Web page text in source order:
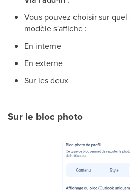
Vous pouvez choisir sur
modèle s'affiche :
En interne
En externe
Sur les deux
Sur le bloc photo